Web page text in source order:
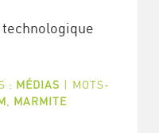
: MÉDIAS | MOTS-
MARMITE